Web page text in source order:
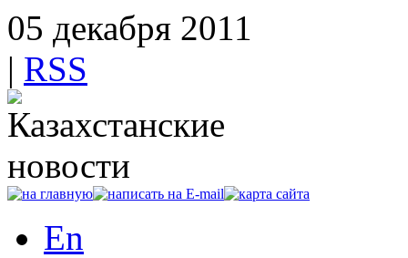
05 декабря 2011
| RSS
En